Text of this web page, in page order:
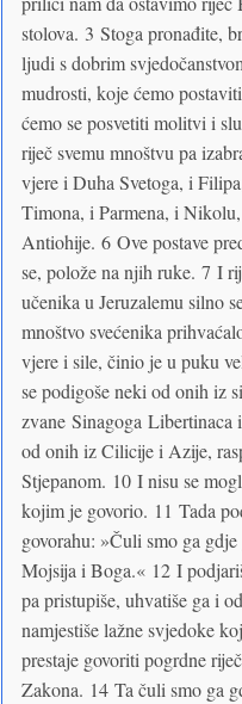
stolova. 3 Stoga pronađite,
ljudi s dobrim
mudrosti, koje ćemo
ćemo se posvetiti molitvi i
riječ svemu mnoštvu pa
vjere i Duha Svetoga, i
Timona, i Parmena, i
Antiohije. 6 Ove postave
se, polože na njih ruke. 7 I
učenika u Jeruzalemu silno
mnoštvo svećenika
vjere i sile, činio je u puku
se podigoše neki od onih iz
zvane Sinagoga Libertinaca
od onih iz Cilicije i Azije,
Stjepanom. 10 I nisu se
kojim je govorio. 11 Tada
govorahu: »Čuli smo ga
Mojsija i Boga.« 12 I
pa pristupiše, uhvatiše ga i
namjestiše lažne svjedoke
prestaje govoriti pogrdne
Zakona. 14 Ta čuli smo ga